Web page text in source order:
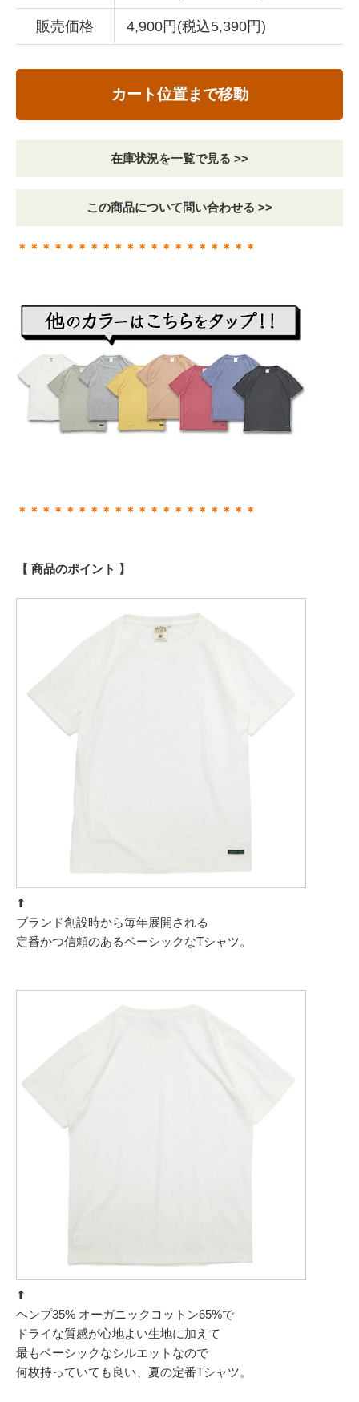
販売価格 4,900円(税込5,390円)
カート位置まで移動
在庫状況を一覧で見る >>
この商品について問い合わせる >>
＊＊＊＊＊＊＊＊＊＊＊＊＊＊＊＊＊＊＊＊
＊＊＊＊＊＊＊＊＊＊＊＊＊＊＊＊＊＊＊＊
【 商品のポイント 】
⬆︎
ブランド創設時から毎年展開される
定番かつ信頼のあるベーシックなTシャツ。
⬆︎
ヘンプ35% オーガニックコットン65%で
ドライな質感が心地よい生地に加えて
最もベーシックなシルエットなので
何枚持っていても良い、夏の定番Tシャツ。